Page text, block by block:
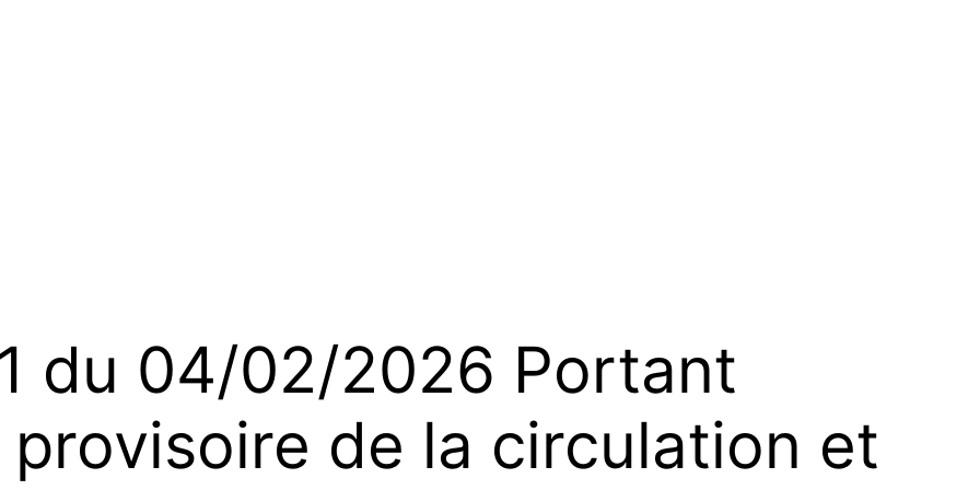
du 04/02/2026 Portant
de la circulation et